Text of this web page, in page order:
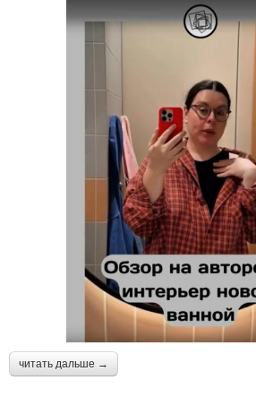
читать дальше →